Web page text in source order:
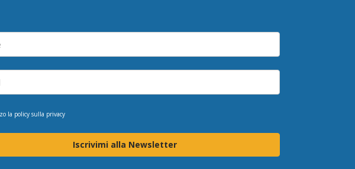
la policy sulla privacy
Iscrivimi alla Newsletter